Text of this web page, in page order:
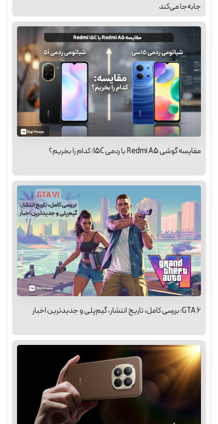
جابه‌جا می‌کند
مقایسه گوشی Redmi A5 با ردمی 15C؛ کدام را بخریم؟
GTA 6؛ بررسی کامل، تاریخ انتشار، گیم‌پلی و جدیدترین اخبار